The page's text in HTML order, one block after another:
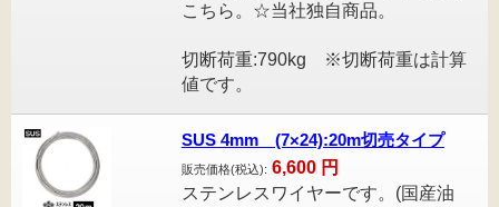
こちら。☆当社独自商品。
切断荷重:790kg ※切断荷重は計算
値です。
SUS 4mm (7×24):20m切売タイプ
販売価格(税込): 6,600 円
ステンレスワイヤーです。(国産油